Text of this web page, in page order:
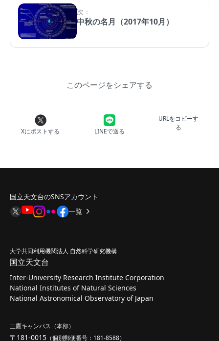
次：
中秋の名月（2017年10月）
このページをシェアする
Xにポストする LINEで送る
URLをコピーす
る
国立天文台のSNSアカウント
一覧
大学共同利用機関法人 自然科学研究機構
国立天文台
Inter-University Research Institute Corporation
National Institutes of Natural Sciences
National Astronomical Observatory of Japan
三鷹キャンパス（本部）
〒181-0015 （個別郵便番号：181-8588）